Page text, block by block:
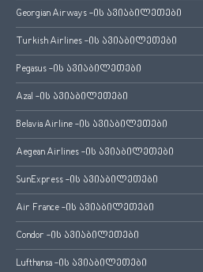
Georgian Airways -ის ავიაბილეთები
Turkish Airlines -ის ავიაბილეთები
Pegasus -ის ავიაბილეთები
Azal -ის ავიაბილეთები
Belavia Airline -ის ავიაბილეთები
Aegean Airlines -ის ავიაბილეთები
SunExpress -ის ავიაბილეთები
Air France -ის ავიაბილეთები
Condor -ის ავიაბილეთები
Lufthansa -ის ავიაბილეთები